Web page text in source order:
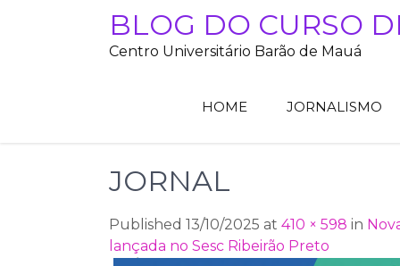
BLOG DO CURSO
Centro Universitário Barão de Mauá
HOME JORNALISMO
JORNAL
Published 13/10/2025 at 410 × 598 in
lançada no Sesc Ribeirão Preto